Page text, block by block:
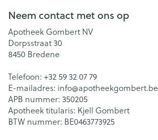
Neem contact met ons op
Apotheek Gombert NV
Dorpsstraat 30
8450 Bredene
Telefoon: +32 59 32 07 79
E-mailadres: info@apotheekgombert.be
APB nummer: 350205
Apotheek titularis: Kjell Gombert
BTW nummer: BE0463773925